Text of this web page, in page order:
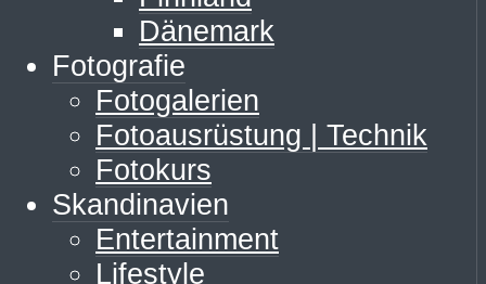
Dänemark
Fotografie
Fotogalerien
Fotoausrüstung | Technik
Fotokurs
Skandinavien
Entertainment
Lifestyle